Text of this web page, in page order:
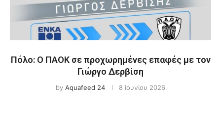
Πόλο: Ο ΠΑΟΚ σε προχωρημένες επαφές με τον
Γιώργο Δερβίση
by Aquafeed 24 8 Ιουνίου 2026